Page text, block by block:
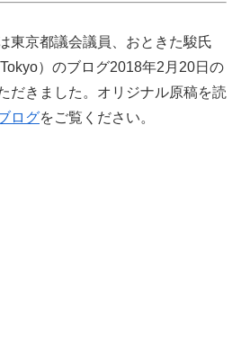
東京都議会議員、おときた駿氏
）のブログ2018年2月20日の
だきました。オリジナル原稿を読
ログをご覧ください。